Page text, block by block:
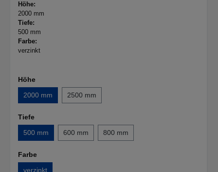
Höhe:
2000 mm
Tiefe:
500 mm
Farbe:
verzinkt
Höhe
2000 mm
2500 mm
Tiefe
500 mm
600 mm 800 mm
Farbe
verzinkt